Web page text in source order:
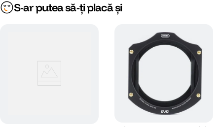
S-ar putea să-ți placă și